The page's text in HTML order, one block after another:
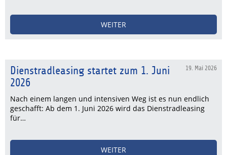
WEITER
19. Mai 2026
Dienstradleasing startet zum 1. Juni
2026
Nach einem langen und intensiven Weg ist es nun endlich
geschafft: Ab dem 1. Juni 2026 wird das Dienstradleasing
für…
WEITER